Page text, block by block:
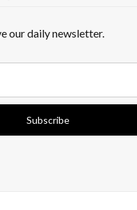
our daily newsletter.
Subscribe